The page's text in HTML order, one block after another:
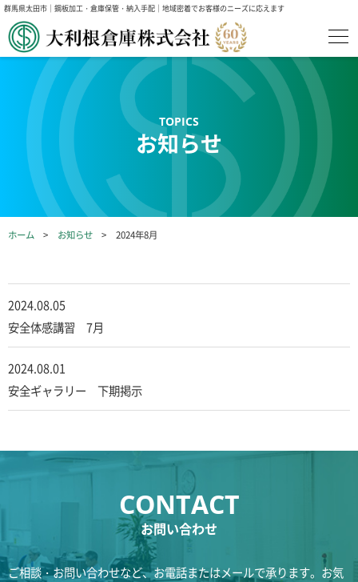
群馬県太田市｜鋼板加工・倉庫保管・納入手配｜地域密着でお客様のニーズに応えます
お知らせ
ホーム お知らせ 2024年8月
2024.08.05
安全体感講習 7月
2024.08.01
安全ギャラリー 下期掲示
お問い合わせ
ご相談・お問い合わせなど、お電話またはメールで承ります。お気